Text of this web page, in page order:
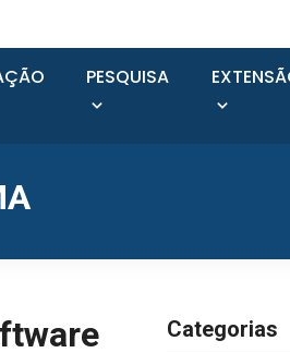
PESQUISA
Categorias